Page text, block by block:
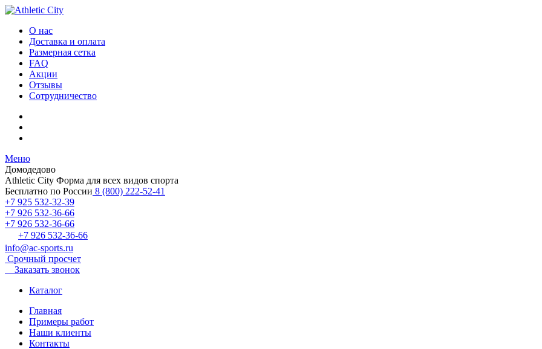
О нас
Доставка и оплата
Размерная сетка
FAQ
Акции
Отзывы
Сотрудничество
Меню
Домодедово
Athletic City Форма для всех видов спорта
Бесплатно по России 8 (800) 222-52-41
+7 925 532-32-39
+7 926 532-36-66
+7 926 532-36-66
+7 926 532-36-66
info@ac-sports.ru
Срочный просчет
Заказать звонок
Каталог
Главная
Примеры работ
Наши клиенты
Контакты